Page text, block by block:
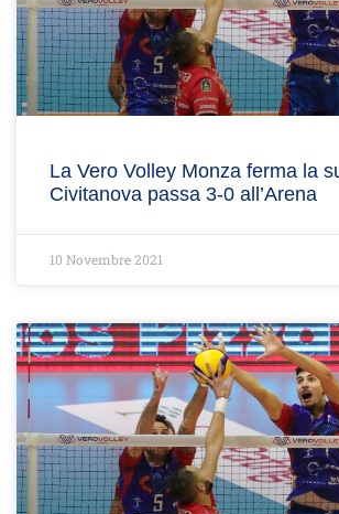
La Vero Volley Monza ferma la
Civitanova passa 3-0 all’Arena
10 Novembre 2021